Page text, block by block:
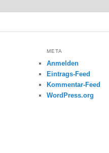
META
Anmelden
Eintrags-Feed
Kommentar-Feed
WordPress.org